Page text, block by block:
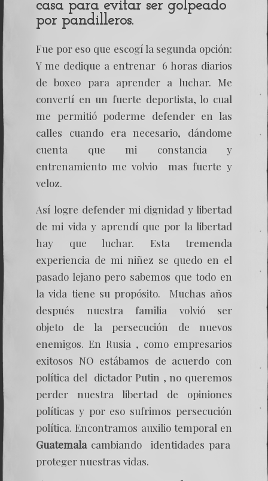
casa para evitar ser golpeado
por pandilleros.
Fue por eso que escogí la segunda opción:
Y me dedique a entrenar 6 horas diarios
de boxeo para aprender a luchar. Me
convertí en un fuerte deportista, lo cual
me permitió poderme defender en las
calles cuando era necesario, dándome
cuenta que mi constancia y
entrenamiento me volvio mas fuerte y
veloz.
Así logre defender mi dignidad y libertad
de mi vida y aprendí que por la libertad
hay que luchar. Esta tremenda
experiencia de mi niñez se quedo en el
pasado lejano pero sabemos que todo en
la vida tiene su propósito. Muchas años
después nuestra familia volvió ser
objeto de la persecución de nuevos
enemigos. En Rusia , como empresarios
exitosos NO estábamos de acuerdo con
política del dictador Putin , no queremos
perder nuestra libertad de opiniones
políticas y por eso sufrimos persecución
política. Encontramos auxilio temporal en
Guatemala cambiando identidades para
proteger nuestras vidas.